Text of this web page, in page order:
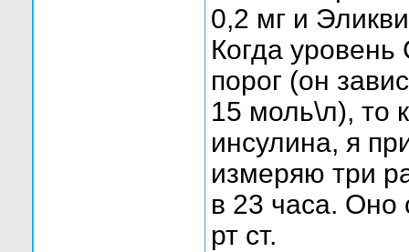
0,2 мг и
Когда
порог (он
15 моль\л), то
инсулина, я
измеряю три
в 23 часа. Оно
рт ст.